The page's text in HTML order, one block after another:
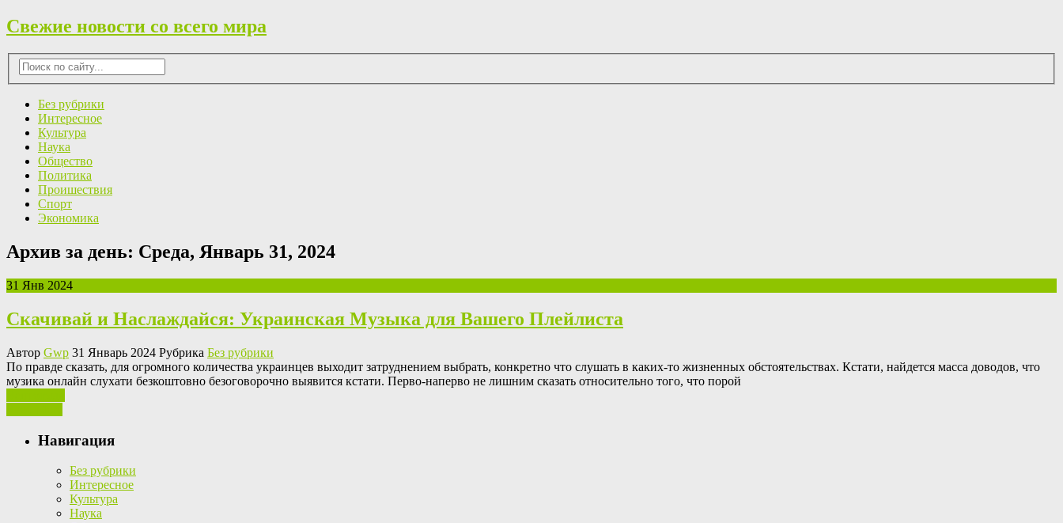
Свежие новости со всего мира
Без рубрики
Интересное
Культура
Наука
Общество
Политика
Проишествия
Спорт
Экономика
Архив за день: Среда, Январь 31, 2024
31 Янв 2024
Скачивай и Наслаждайся: Украинская Музыка для Вашего Плейлиста
Автор Gwp 31 Январь 2024 Рубрика Без рубрики
Пo прaвдe сказать, для огромного количества украинцев выходит затруднением выбрать, конкретно что слушать в каких-то жизненных обстоятельствах. Кстати, найдется масса доводов, что
музика онлайн слухати безкоштовно безоговорочно выявится кстати. Перво-наперво не лишним сказать относительно того, что порой
Навигация
Без рубрики
Интересное
Культура
Наука